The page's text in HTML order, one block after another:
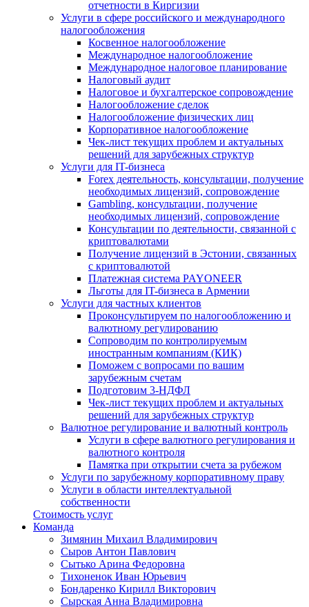
отчетности в Киргизии
Услуги в сфере российского и международного
налогообложения
Косвенное налогообложение
Международное налогообложение
Международное налоговое планирование
Налоговый аудит
Налоговое и бухгалтерское сопровождение
Налогообложение сделок
Налогообложение физических лиц
Корпоративное налогообложение
Чек-лист текущих проблем и актуальных
решений для зарубежных структур
Услуги для IT-бизнеса
Forex деятельность, консультации, получение
необходимых лицензий, сопровождение
Gambling, консультации, получение
необходимых лицензий, сопровождение
Консультации по деятельности, связанной с
криптовалютами
Получение лицензий в Эстонии, связанных
с криптовалютой
Платежная система PAYONEER
Льготы для IT-бизнеса в Армении
Услуги для частных клиентов
Проконсультируем по налогообложению и
валютному регулированию
Сопроводим по контролируемым
иностранным компаниям (КИК)
Поможем с вопросами по вашим
зарубежным счетам
Подготовим 3-НДФЛ
Чек-лист текущих проблем и актуальных
решений для зарубежных структур
Валютное регулирование и валютный контроль
Услуги в сфере валютного регулирования и
валютного контроля
Памятка при открытии счета за рубежом
Услуги по зарубежному корпоративному праву
Услуги в области интеллектуальной
собственности
Стоимость услуг
Команда
Зимянин Михаил Владимирович
Сыров Антон Павлович
Сытько Арина Федоровна
Тихоненок Иван Юрьевич
Бондаренко Кирилл Викторович
Сырская Анна Владимировна